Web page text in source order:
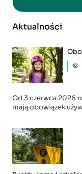
Aktualności
Od 3 czerwca 2026
mają obowiązek